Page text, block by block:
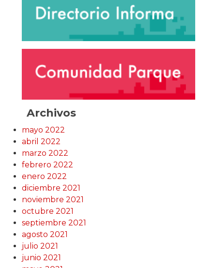
Archivos
mayo 2022
abril 2022
marzo 2022
febrero 2022
enero 2022
diciembre 2021
noviembre 2021
octubre 2021
septiembre 2021
agosto 2021
julio 2021
junio 2021